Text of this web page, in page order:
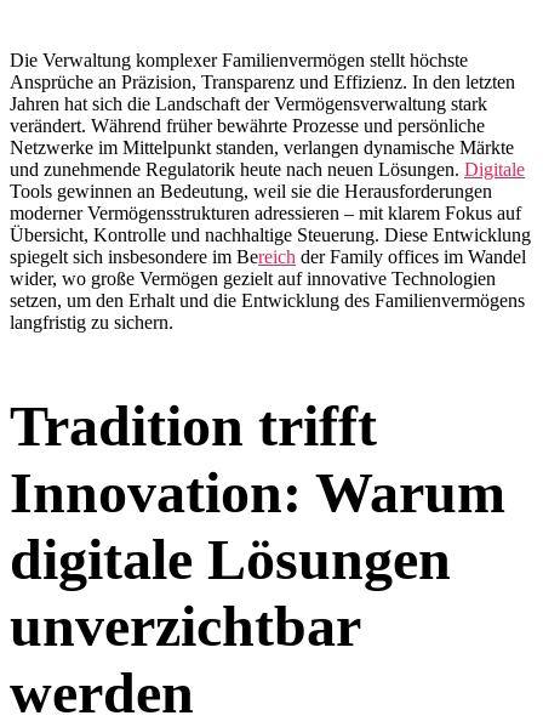
Die Verwaltung komplexer Familienvermögen stellt höchste
Ansprüche an Präzision, Transparenz und Effizienz. In den letzten
Jahren hat sich die Landschaft der Vermögensverwaltung stark
verändert. Während früher bewährte Prozesse und persönliche
Netzwerke im Mittelpunkt standen, verlangen dynamische Märkte
und zunehmende Regulatorik heute nach neuen Lösungen. Digitale
Tools gewinnen an Bedeutung, weil sie die Herausforderungen
moderner Vermögensstrukturen adressieren – mit klarem Fokus auf
Übersicht, Kontrolle und nachhaltige Steuerung. Diese Entwicklung
spiegelt sich insbesondere im Bereich der Family offices im Wandel
wider, wo große Vermögen gezielt auf innovative Technologien
setzen, um den Erhalt und die Entwicklung des Familienvermögens
langfristig zu sichern.
Tradition trifft
Innovation: Warum
digitale Lösungen
unverzichtbar
werden